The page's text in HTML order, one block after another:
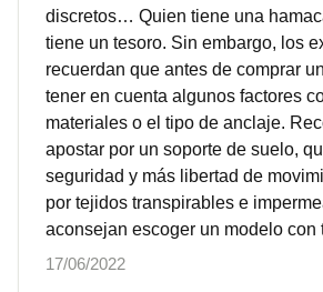
discretos… Quien tiene una
tiene un tesoro. Sin embargo, los
recuerdan que antes de comprar
tener en cuenta algunos factores
materiales o el tipo de anclaje.
apostar por un soporte de suelo,
seguridad y más libertad de
por tejidos transpirables e
aconsejan escoger un modelo con
17/06/2022